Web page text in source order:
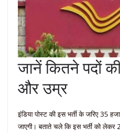
जानें कितने पदों
और उम्र
इंडिया पोस्ट की इस भर्ती के जरिए 35
जाएगी। बताते चले कि इस भर्ती को लेकर